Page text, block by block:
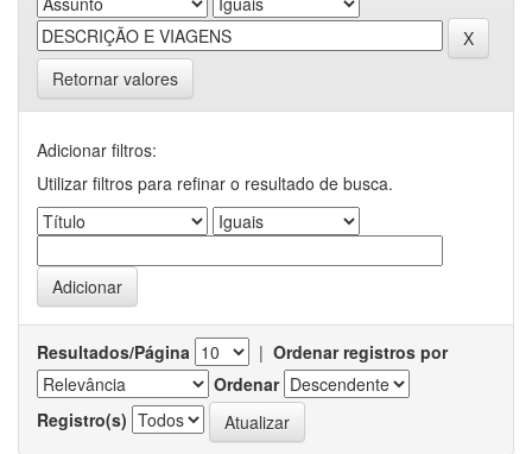
Retornar valores
Adicionar filtros:
Utilizar filtros para refinar o resultado de busca.
Resultados/Página | Ordenar registros por
Ordenar
Registro(s)